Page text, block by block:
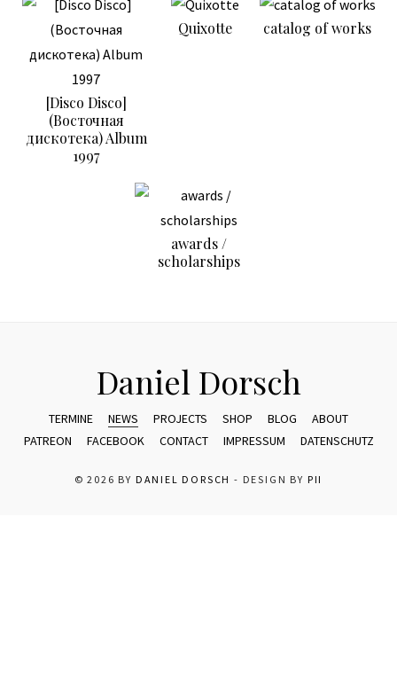
[Disco Disco]
(Восточная
дискотека) Album
1997
Quixotte catalog of works
awards /
scholarships
Daniel Dorsch
TERMINE NEWS PROJECTS SHOP BLOG
ABOUT
PATREON
FACEBOOK CONTACT IMPRESSUM DATENSCHUTZ
© 2026 BY DANIEL DORSCH - DESIGN BY PII